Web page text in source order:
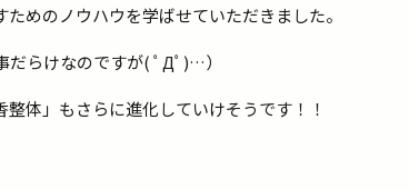
めのノウハウを学ばせていただきました。
だらけなのですが( ﾟДﾟ)…）
体」もさらに進化していけそうです！！